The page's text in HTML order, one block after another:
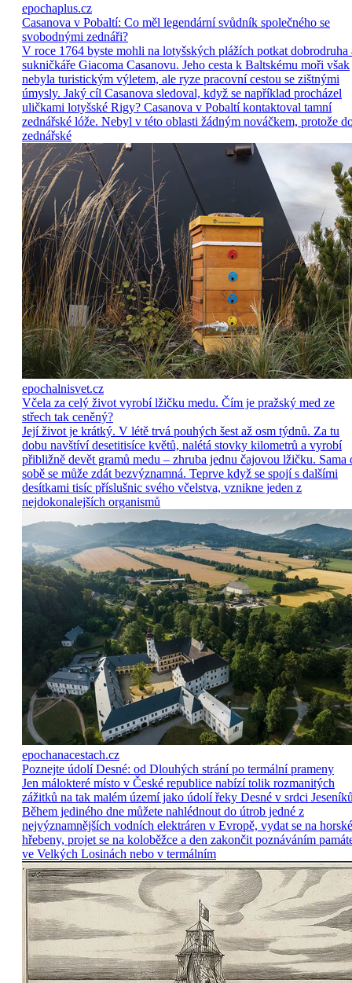
epochaplus.cz
Casanova v Pobaltí: Co měl legendární svůdník společného se
svobodnými zednáři?
V roce 1764 byste mohli na lotyšských plážích potkat dobrodruha
sukničkáře Giacoma Casanovu. Jeho cesta k Baltskému moři však
nebyla turistickým výletem, ale ryze pracovní cestou se zištnými
úmysly. Jaký cíl Casanova sledoval, když se například procházel
uličkami lotyšské Rigy? Casanova v Pobaltí kontaktoval tamní
zednářské lóže. Nebyl v této oblasti žádným nováčkem, protože
zednářské
epochalnisvet.cz
Včela za celý život vyrobí lžičku medu. Čím je pražský med ze
střech tak ceněný?
Její život je krátký. V létě trvá pouhých šest až osm týdnů. Za tu
dobu navštíví desetitisíce květů, nalétá stovky kilometrů a vyrobí
přibližně devět gramů medu – zhruba jednu čajovou lžičku. Sama
sobě se může zdát bezvýznamná. Teprve když se spojí s dalšími
desítkami tisíc příslušnic svého včelstva, vznikne jeden z
nejdokonalejších organismů
epochanacestach.cz
Poznejte údolí Desné: od Dlouhých strání po termální prameny
Jen málokteré místo v České republice nabízí tolik rozmanitých
zážitků na tak malém území jako údolí řeky Desné v srdci
Během jediného dne můžete nahlédnout do útrob jedné z
nejvýznamnějších vodních elektráren v Evropě, vydat se na horské
hřebeny, projet se na koloběžce a den zakončit poznáváním
ve Velkých Losinách nebo v termálním